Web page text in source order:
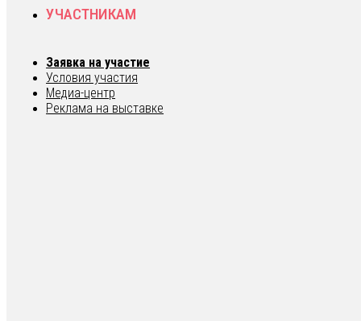
УЧАСТНИКАМ
Заявка на участие
Условия участия
Медиа-центр
Реклама на выставке